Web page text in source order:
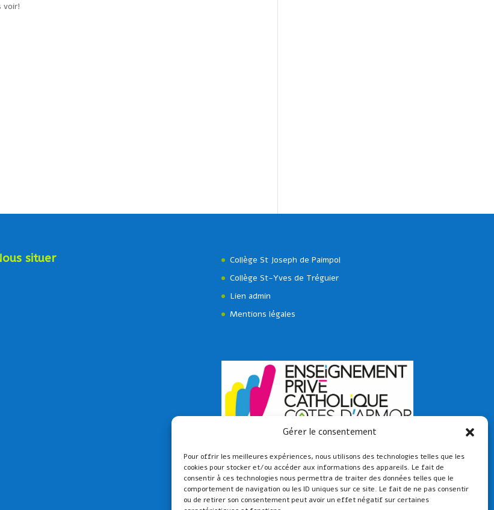
Gérer le consentement
Pour offrir les meilleures expériences, nous utilisons des technologies telles que les
cookies pour stocker et/ou accéder aux informations des appareils. Le fait de
consentir à ces technologies nous permettra de traiter des données telles que le
comportement de navigation ou les ID uniques sur ce site. Le fait de ne pas consentir
ou de retirer son consentement peut avoir un effet négatif sur certaines
voir!
situer
Collège St Joseph de Paimpol
Collège St-Yves de Tréguier
Lien admin
Mentions légales